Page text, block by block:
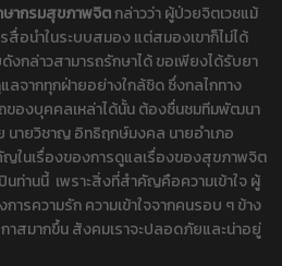
ษากรมสุขภาพจิตกล่าวว่า ผู้ป่วยจิตเวชแม้
อนำในระบบสมอง แต่สมองเขาก็ไม่ได้
กล่าวสามารถรักษาได้ ขอเพียงได้รับยา
ลจากทุกฝ่ายอย่างใกล้ชิด ซึ่งกลไกทาง
ของบุคคลเหล่าได้นั้น ต้องชื่นชมทีมพัฒนา
นายวิชาญ อิทธิฤกษ์มงคล นายอำเภอ
ในเรื่องของการดูแลเรื่องของสุขภาพจิต
านนี้ เพราะสิ่งที่สำคัญคือความเข้าใจ ผู้
ารความรัก ความเข้าใจจากคนรอบ ๆ ข้าง
าสมากขึ้น สังคมเราจะปลอดภัยและน่าอยู่